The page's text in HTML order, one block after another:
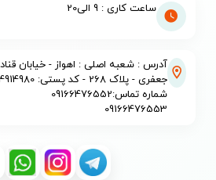
ساعت کاری : 9 الی20
آدرس : شعبه اصلی : اهواز - خیابان
جعفری - پلاک 268 - کد پستی: 6194914980
شماره تماس:09166476552
09166476553